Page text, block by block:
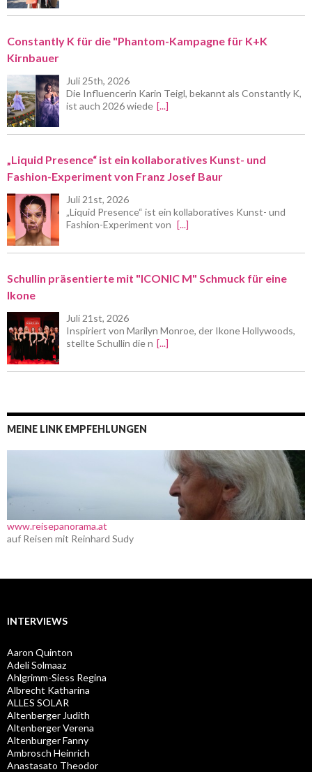
Constantly K für die "Phantom-Kampagne für K+K
Kirnbauer
Juli 25th, 2026
Die Influencerin Karin Teigl, bekannt als Constantly K,
ist auch 2026 wiede [...]
„Liquid Presence“ ist ein kollaboratives Kunst- und
Fashion-Experiment von Franz Josef Baur
Juli 21st, 2026
„Liquid Presence“ ist ein kollaboratives Kunst- und
Fashion-Experiment von [...]
Schullin präsentierte mit "ICONIC M" Schmuck für eine
Ikone
Juli 21st, 2026
Inspiriert von Marilyn Monroe, der Ikone Hollywoods,
stellte Schullin die n [...]
MEINE LINK EMPFEHLUNGEN
www.reisepanorama.at
auf Reisen mit Reinhard Sudy
INTERVIEWS
Aaron Quinton
Adeli Solmaaz
Ahlgrimm-Siess Regina
Albrecht Katharina
ALLES SOLAR
Altenberger Judith
Altenberger Verena
Altenburger Fanny
Ambrosch Heinrich
Anastasato Theodor